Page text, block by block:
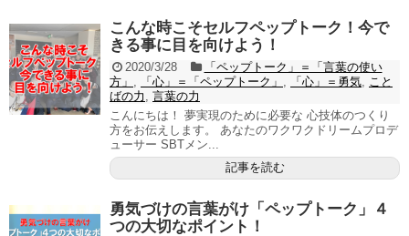
こんな時こそセルフペップトーク！今で
きる事に目を向けよう！
2020/3/28
「ペップトーク」＝「言葉の使い
方」
「心」＝「ペップトーク」 「心」＝勇気
こと
ばの力
言葉の力
こんにちは！ 夢実現のために必要な 心技体のつくり
方をお伝えします。 あなたのワクワクドリームプロデ
ューサー SBTメン...
記事を読む
勇気づけの言葉がけ「ペップトーク」４
つの大切なポイント！